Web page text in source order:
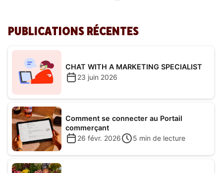
PUBLICATIONS RÉCENTES
CHAT WITH A MARKETING SPECIALIST
23 juin 2026
Comment se connecter au Portail
commerçant
26 févr. 2026
5 min de lecture